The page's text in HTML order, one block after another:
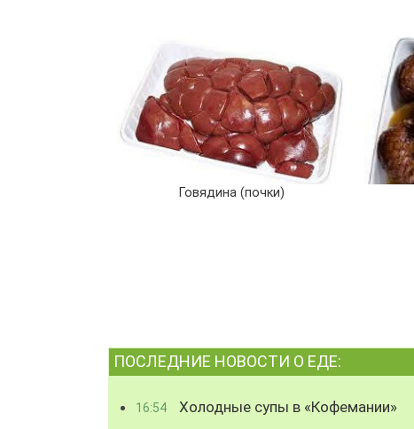
Говядина (почки)
ПОСЛЕДНИЕ НОВОСТИ О ЕДЕ:
16:54 Холодные супы в «Кофемании»